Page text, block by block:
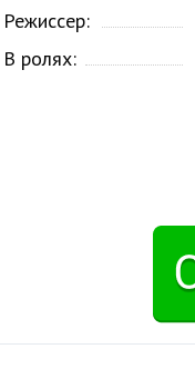
Режиссер:
В ролях: